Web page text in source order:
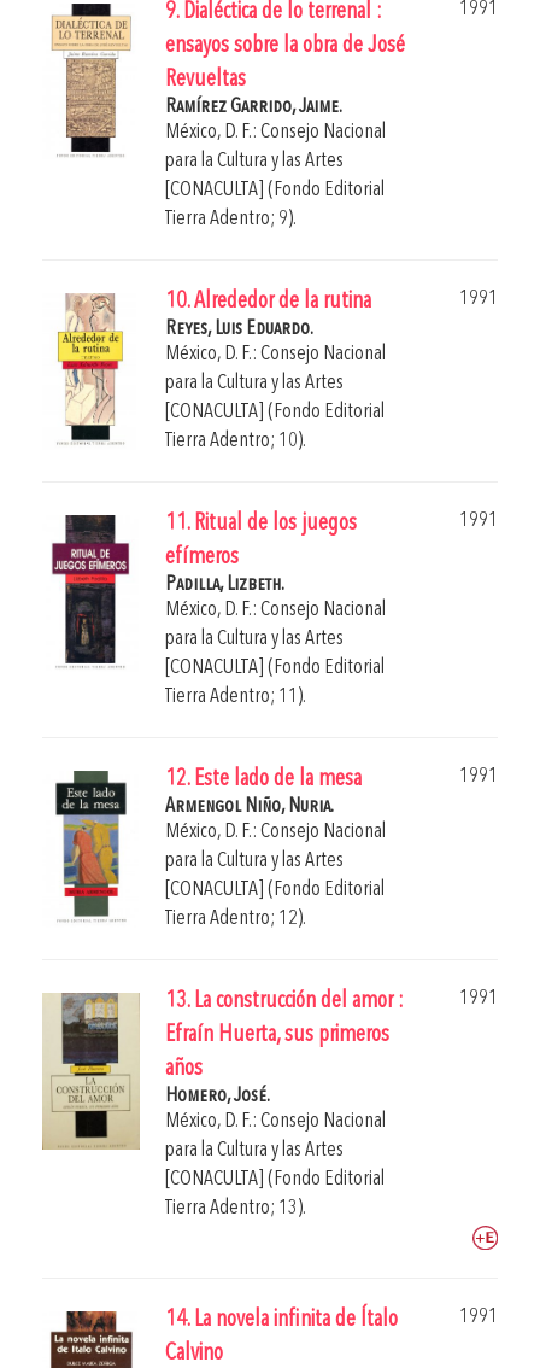
9. Dialéctica de lo terrenal :
ensayos sobre la obra de José
Revueltas
1991
Ramírez Garrido, Jaime.
México, D. F.: Consejo Nacional
para la Cultura y las Artes
[CONACULTA] (Fondo Editorial
Tierra Adentro; 9).
10. Alrededor de la rutina
1991
Reyes, Luis Eduardo.
México, D. F.: Consejo Nacional
para la Cultura y las Artes
[CONACULTA] (Fondo Editorial
Tierra Adentro; 10).
11. Ritual de los juegos
efímeros
1991
Padilla, Lizbeth.
México, D. F.: Consejo Nacional
para la Cultura y las Artes
[CONACULTA] (Fondo Editorial
Tierra Adentro; 11).
12. Este lado de la mesa
1991
Armengol Niño, Nuria.
México, D. F.: Consejo Nacional
para la Cultura y las Artes
[CONACULTA] (Fondo Editorial
Tierra Adentro; 12).
13. La construcción del amor :
Efraín Huerta, sus primeros
años
1991
Homero, José.
México, D. F.: Consejo Nacional
para la Cultura y las Artes
[CONACULTA] (Fondo Editorial
Tierra Adentro; 13).
14. La novela infinita de Ítalo
Calvino
1991